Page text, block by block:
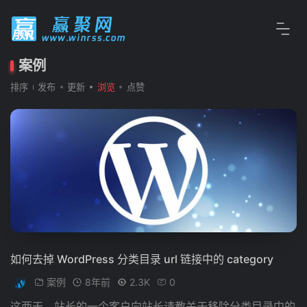
案例
排序 发布 更新 浏览 点赞
如何去掉 WordPress 分类目录 url 链接中的 category
案例 8年前 2.3K 0